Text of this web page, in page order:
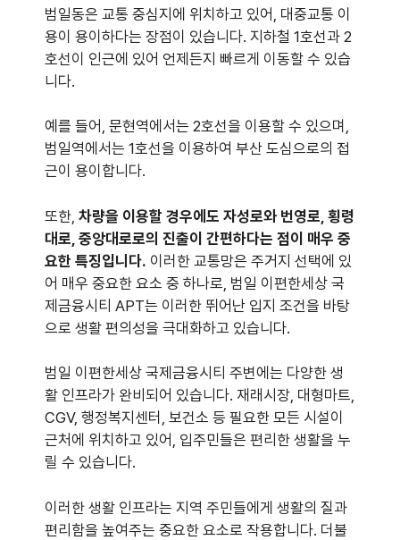
범일동은 교통 중심지에 위치하고 있어, 대중교통 이
용이 용이하다는 장점이 있습니다. 지하철 1호선과 2
호선이 인근에 있어 언제든지 빠르게 이동할 수 있습
니다.
예를 들어, 문현역에서는 2호선을 이용할 수 있으며,
범일역에서는 1호선을 이용하여 부산 도심으로의 접
근이 용이합니다.
또한, 차량을 이용할 경우에도 자성로와 번영로, 횡령
대로, 중앙대로로의 진출이 간편하다는 점이 매우 중
요한 특징입니다. 이러한 교통망은 주거지 선택에 있
어 매우 중요한 요소 중 하나로, 범일 이편한세상 국
제금융시티 APT는 이러한 뛰어난 입지 조건을 바탕
으로 생활 편의성을 극대화하고 있습니다.
범일 이편한세상 국제금융시티 주변에는 다양한 생
활 인프라가 완비되어 있습니다. 재래시장, 대형마트,
CGV, 행정복지센터, 보건소 등 필요한 모든 시설이
근처에 위치하고 있어, 입주민들은 편리한 생활을 누
릴 수 있습니다.
이러한 생활 인프라는 지역 주민들에게 생활의 질과
편리함을 높여주는 중요한 요소로 작용합니다. 더불